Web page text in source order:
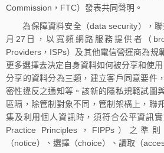
Commission，FTC）發表共同聲明。
為保障資料安全（data security），聯
月27日，以寬頻網路服務提供者（
Providers，ISPs）及其他電信營運商為規
更多選擇去決定自身資料如何被分享和使
分享的資料分為三類，建立客戶同意要件
密性違反之通知等。該新的隱私規範試圖
區隔，除管制對象不同，管制架構上，聯
集及利用個人資訊時，須符合公平資訊
Practice Principles，FIPPs）之準
（notice）、選擇（choice）、讀取（